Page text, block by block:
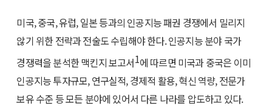
미국, 중국, 유럽, 일본 등과의 인공지능 패권 경쟁에서 밀리지
않기 위한 전략과 전술도 수립해야 한다. 인공지능 분야 국가
경쟁력을 분석한 맥킨지 보고서1에 따르면 미국과 중국은 이미
인공지능 투자규모, 연구실적, 경제적 활용, 혁신 역량, 전문가
보유 수준 등 모든 분야에 있어서 다른 나라를 압도하고 있다.